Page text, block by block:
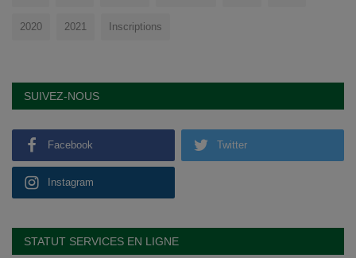
2020 2021 Inscriptions
SUIVEZ-NOUS
Facebook Twitter
Instagram
STATUT SERVICES EN LIGNE